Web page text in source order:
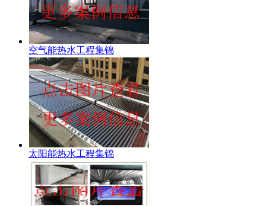
空气能热水工程集锦
太阳能热水工程集锦